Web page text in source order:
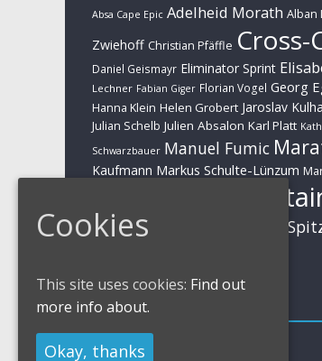
Absa Cape Epic Adelheid Morath Alban
Zwiehoff Christian Pfäffle
Daniel Geismayr Eliminator Sprint
Lechner Fabian Giger Florian Vogel Georg
Hanna Klein Helen Grobert Jaroslav
Julian Schelb Julien Absalon Karl Platt
Schwarzbauer Manuel Fumic
Kaufmann Markus Schulte-Lünzum
Rieder Nino Schurter Sabine
Impressum
Impressum / Kontakt
Cookies
This site uses cookies: Find out
more info about.
Okay, thanks